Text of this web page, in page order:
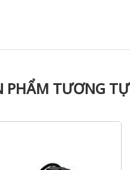
PHẨM TƯƠNG TỰ